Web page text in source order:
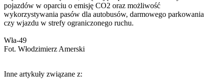
pojazdów w oparciu o emisję CO2 oraz możliwość
wykorzystywania pasów dla autobusów, darmowego parkowania
czy wjazdu w strefy ograniczonego ruchu.
Wła-49
Fot. Włodzimierz Amerski
Inne artykuły związane z: